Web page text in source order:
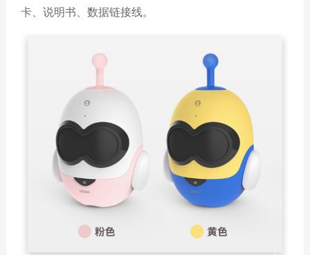
卡、说明书、数据链接线。